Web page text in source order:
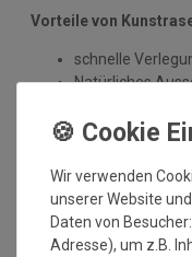
Vorteile von
schnelle
Natürliches
Pflegeleicht -
langlebig und
Wir verwenden
unserer Website
Daten von
Adresse), um z.B.